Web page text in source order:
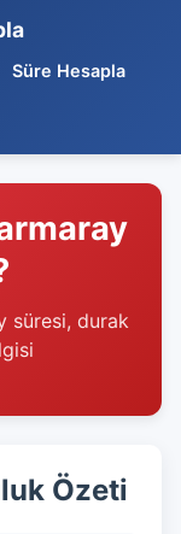
Süre Hesapla
süresi, durak
Özeti